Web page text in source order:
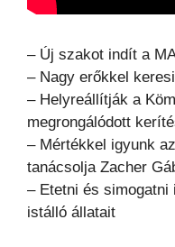
– Új szakot indít a
– Nagy erőkkel
– Helyreállítják a
megrongálódott
– Mértékkel igyunk
tanácsolja Zacher
– Etetni és simogatni
istálló állatait